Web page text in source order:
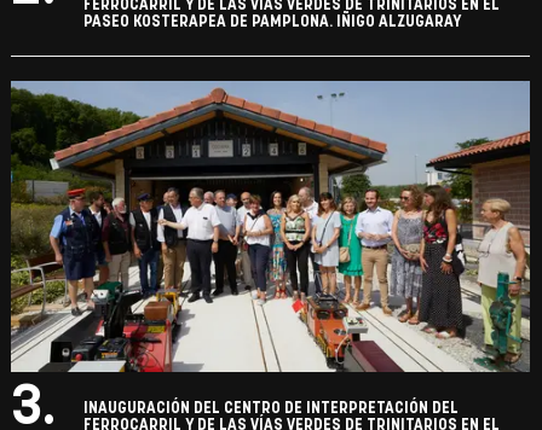
FERROCARRIL Y DE LAS VÍAS VERDES DE TRINITARIOS EN EL
PASEO KOSTERAPEA DE PAMPLONA. IÑIGO ALZUGARAY
3.
INAUGURACIÓN DEL CENTRO DE INTERPRETACIÓN DEL
FERROCARRIL Y DE LAS VÍAS VERDES DE TRINITARIOS EN EL